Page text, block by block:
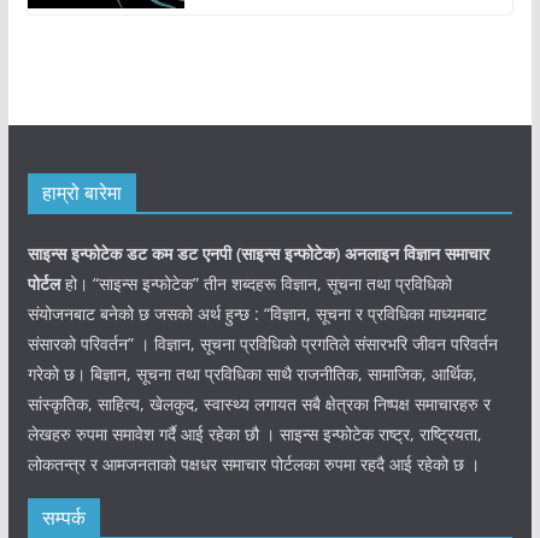
हाम्रो बारेमा
साइन्स इन्फोटेक डट कम डट एनपी (साइन्सइन्फोटेक) अनलाइन विज्ञान समाचार
पोर्टलहो। “साइन्स इन्फोटेक” तीन शब्दहरू विज्ञान, सूचना तथा प्रविधिको
संयोजनबाट बनेको छ जसको अर्थ हुन्छ : “विज्ञान, सूचना र प्रविधिका माध्यमबाट
संसारको परिवर्तन” । विज्ञान, सूचना प्रविधिको प्रगतिले संसारभरि जीवन परिवर्तन
गरेको छ। बिज्ञान, सूचना तथा प्रविधिका साथै राजनीतिक, सामाजिक, आर्थिक,
सांस्कृतिक, साहित्य, खेलकुद, स्वास्थ्य लगायत सबै क्षेत्रका निष्पक्ष समाचारहरु र
लेखहरु रुपमा समावेश गर्दै आई रहेका छौ । साइन्स इन्फोटेक राष्ट्र, राष्ट्रियता,
लोकतन्त्र र आमजनताको पक्षधर समाचार पोर्टलका रुपमा रहदै आई रहेको छ ।
सम्पर्क